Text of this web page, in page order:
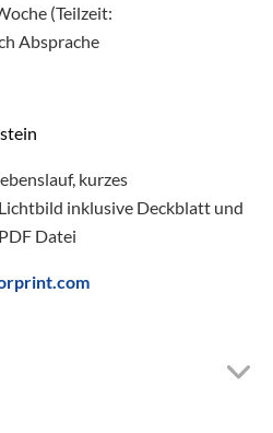
(Teilzeit:
Absprache
kurzes
inklusive Deckblatt und
Datei